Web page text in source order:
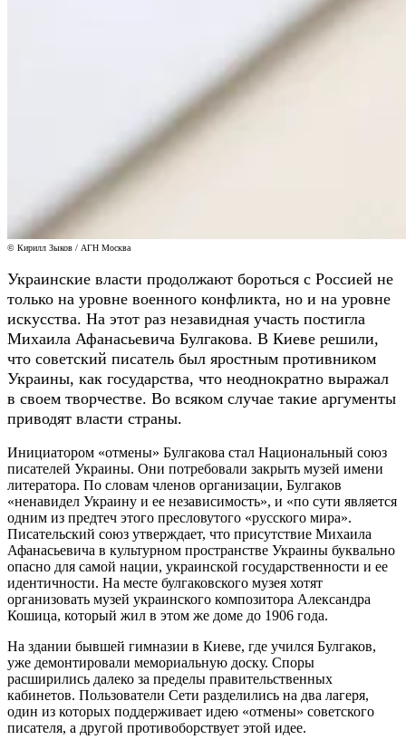
© Кирилл Зыков / АГН Москва
Украинские власти продолжают бороться с Россией не
только на уровне военного конфликта, но и на уровне
искусства. На этот раз незавидная участь постигла
Михаила Афанасьевича Булгакова. В Киеве решили,
что советский писатель был яростным противником
Украины, как государства, что неоднократно выражал
в своем творчестве. Во всяком случае такие аргументы
приводят власти страны.
Инициатором «отмены» Булгакова стал Национальный союз
писателей Украины. Они потребовали закрыть музей имени
литератора. По словам членов организации, Булгаков
«ненавидел Украину и ее независимость», и «по сути является
одним из предтеч этого пресловутого «русского мира».
Писательский союз утверждает, что присутствие Михаила
Афанасьевича в культурном пространстве Украины буквально
опасно для самой нации, украинской государственности и ее
идентичности. На месте булгаковского музея хотят
организовать музей украинского композитора Александра
Кошица, который жил в этом же доме до 1906 года.
На здании бывшей гимназии в Киеве, где учился Булгаков,
уже демонтировали мемориальную доску. Споры
расширились далеко за пределы правительственных
кабинетов. Пользователи Сети разделились на два лагеря,
один из которых поддерживает идею «отмены» советского
писателя, а другой противоборствует этой идее.